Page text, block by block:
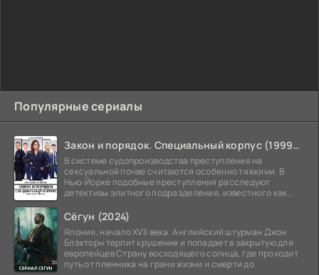
Популярные сериалы
Закон и порядок. Специальный корпус (1999-2026)
В системе судопроизводства преступления на
сексуальной почве считаются особенно тяжкими. В
Нью-Йорке подобные преступления расследуют
детективы элитного подразделения, известного как
Сёгун (2024)
Япония, начало XVII века. Английский штурман Джон
Блэкторн терпит крушение и попадает в закрытую для
европейцев Страну восходящего солнца, где проходит
путь от пленника на грани жизни и смерти до